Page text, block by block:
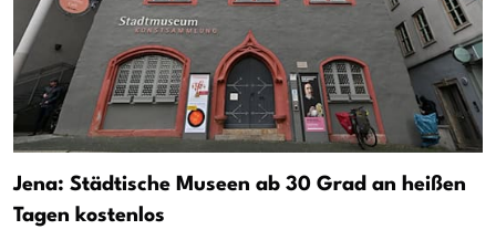
Jena: Städtische Museen ab 30 Grad an heißen
Tagen kostenlos